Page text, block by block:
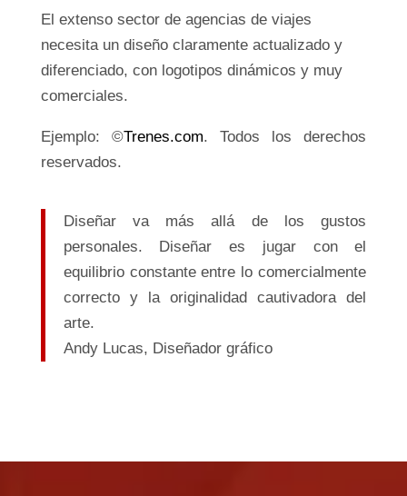
El extenso sector de agencias de viajes
necesita un diseño claramente actualizado y
diferenciado, con logotipos dinámicos y muy
comerciales.
Ejemplo: ©Trenes.com. Todos los derechos
reservados.
Diseñar va más allá de los gustos
personales. Diseñar es jugar con el
equilibrio constante entre lo comercialmente
correcto y la originalidad cautivadora del
arte.
Andy Lucas, Diseñador gráfico